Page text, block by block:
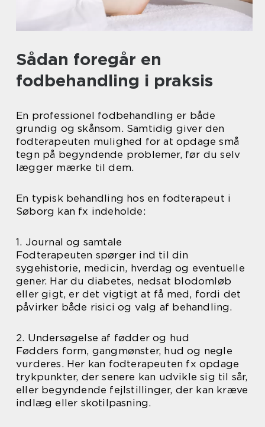
Sådan foregår en
fodbehandling i praksis
En professionel fodbehandling er både
grundig og skånsom. Samtidig giver den
fodterapeuten mulighed for at opdage små
tegn på begyndende problemer, før du selv
lægger mærke til dem.
En typisk behandling hos en fodterapeut i
Søborg kan fx indeholde:
1. Journal og samtale
Fodterapeuten spørger ind til din
sygehistorie, medicin, hverdag og eventuelle
gener. Har du diabetes, nedsat blodomløb
eller gigt, er det vigtigt at få med, fordi det
påvirker både risici og valg af behandling.
2. Undersøgelse af fødder og hud
Fødders form, gangmønster, hud og negle
vurderes. Her kan fodterapeuten fx opdage
trykpunkter, der senere kan udvikle sig til sår,
eller begyndende fejlstillinger, der kan kræve
indlæg eller skotilpasning.